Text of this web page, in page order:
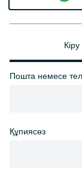
Кіру
Пошта немесе
Құпиясөз